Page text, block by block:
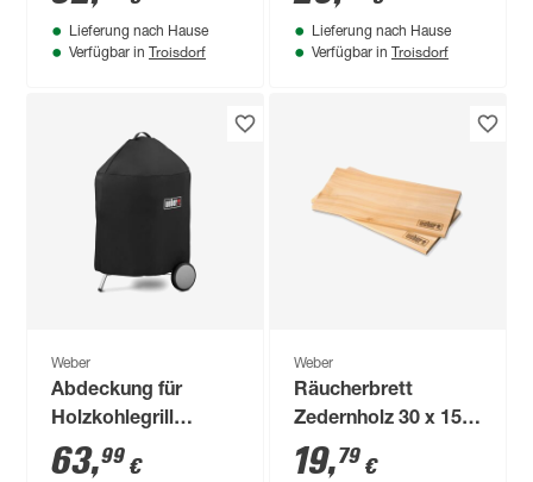
Lieferung nach Hause
Verfügbar in Troisdorf
Lieferung nach Hause
Verfügbar in Troisdorf
Weber
Abdeckung für
Holzkohlegrill
schwarz Ø 57 x 88,9
cm
63,99 €
Weber
Räucherbrett
Zedernholz 30 x 15 x
0,8 cm, 2 Stück
19,79 €